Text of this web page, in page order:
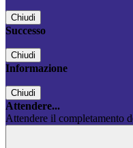
Chiudi
Successo
Chiudi
Informazione
Chiudi
Attendere...
Attendere il completamento